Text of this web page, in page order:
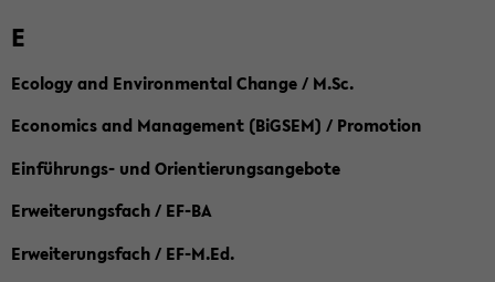
E
Ecology and Environmental Change / M.Sc.
Economics and Management (BiGSEM) / Promotion
Einführungs- und Orientierungsangebote
Erweiterungsfach / EF-BA
Erweiterungsfach / EF-M.Ed.